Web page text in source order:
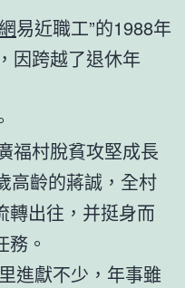
易近職工”的1988年
因跨越了退休年
村脫貧攻堅成長
高齡的蔣誠，全村
轉出往，并挺身而
。
獻不少，年事雖